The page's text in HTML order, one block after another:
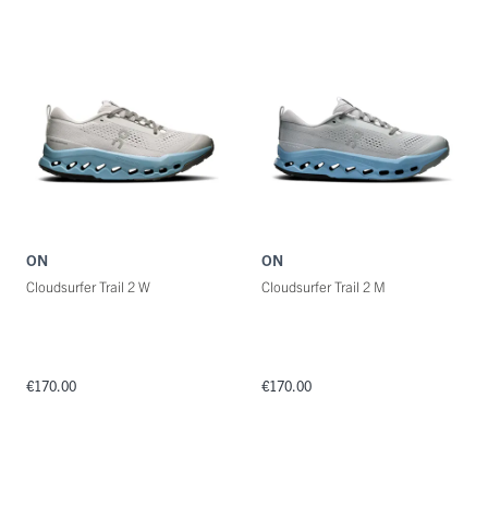
ON
Cloudsurfer Trail 2 W
€170.00
ON
Cloudsurfer Trail 2 M
€170.00